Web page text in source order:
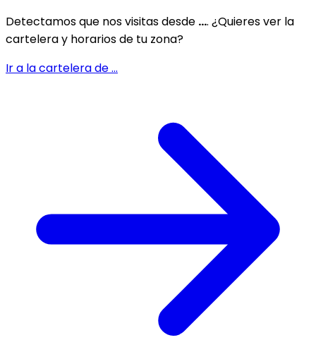
Detectamos que nos visitas desde .... ¿Quieres ver la
cartelera y horarios de tu zona?
Ir a la cartelera de...